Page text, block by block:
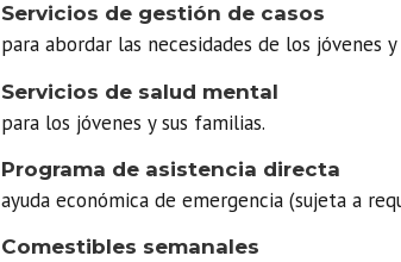
Servicios de gestión de casos
para abordar las necesidades de los jóvenes
Servicios de salud mental
para los jóvenes y sus familias.
Programa de asistencia directa
ayuda económica de emergencia (sujeta a
Comestibles semanales